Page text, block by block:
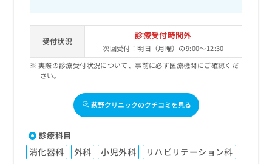
受付状況
診療受付時間外
次回受付：明日（月曜）の9:00～12:30
実際の診療受付状況について、事前に必ず医療機関にご確認くだ
さい。
萩野クリニックのクチコミを見る
診療科目
消化器科 外科 小児外科 リハビリテーション科